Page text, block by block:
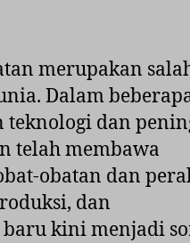
merupakan
Dalam
dan
telah membawa
obatan dan
dan
kini menjadi